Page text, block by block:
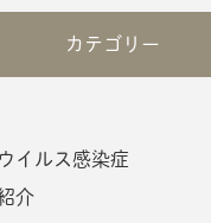
カテゴリー
イルス感染症
介